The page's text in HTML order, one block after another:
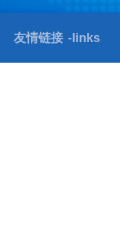
友情链接 -links